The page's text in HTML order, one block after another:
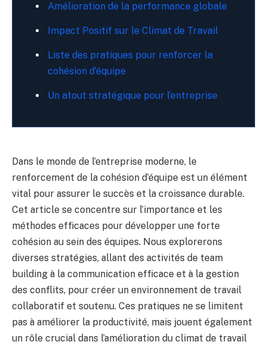
Amélioration de la performance globale
Impact Positif sur le Climat de Travail
Liste des pratiques pour renforcer la
cohésion d’équipe
Un atout stratégique pour l’entreprise
Dans le monde de l’entreprise moderne, le
renforcement de la cohésion d’équipe est un élément
vital pour assurer le succès et la croissance durable.
Cet article se concentre sur l’importance et les
méthodes efficaces pour développer une forte
cohésion au sein des équipes. Nous explorerons
diverses stratégies, allant des activités de team
building à la communication efficace et à la gestion
des conflits, pour créer un environnement de travail
collaboratif et soutenu. Ces pratiques ne se limitent
pas à améliorer la productivité, mais jouent également
un rôle crucial dans l’amélioration du climat de travail